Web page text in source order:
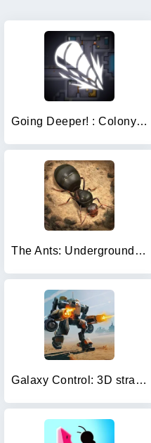
Going Deeper! : Colony Sim
The Ants: Underground Kingdom
Galaxy Control: 3D strategy